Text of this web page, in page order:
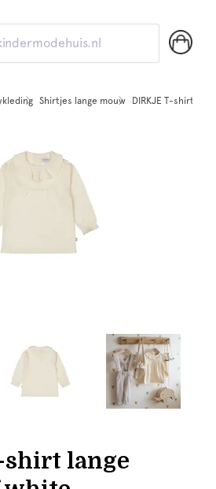
Shirtjes lange mouw DIRKJE T-shirt
shirt lange